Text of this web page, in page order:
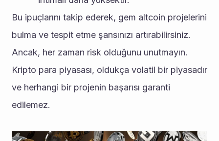
Bu ipuçlarını takip ederek, gem altcoin projelerini
bulma ve tespit etme şansınızı artırabilirsiniz.
Ancak, her zaman risk olduğunu unutmayın.
Kripto para piyasası, oldukça volatil bir piyasadır
ve herhangi bir projenin başarısı garanti
edilemez.